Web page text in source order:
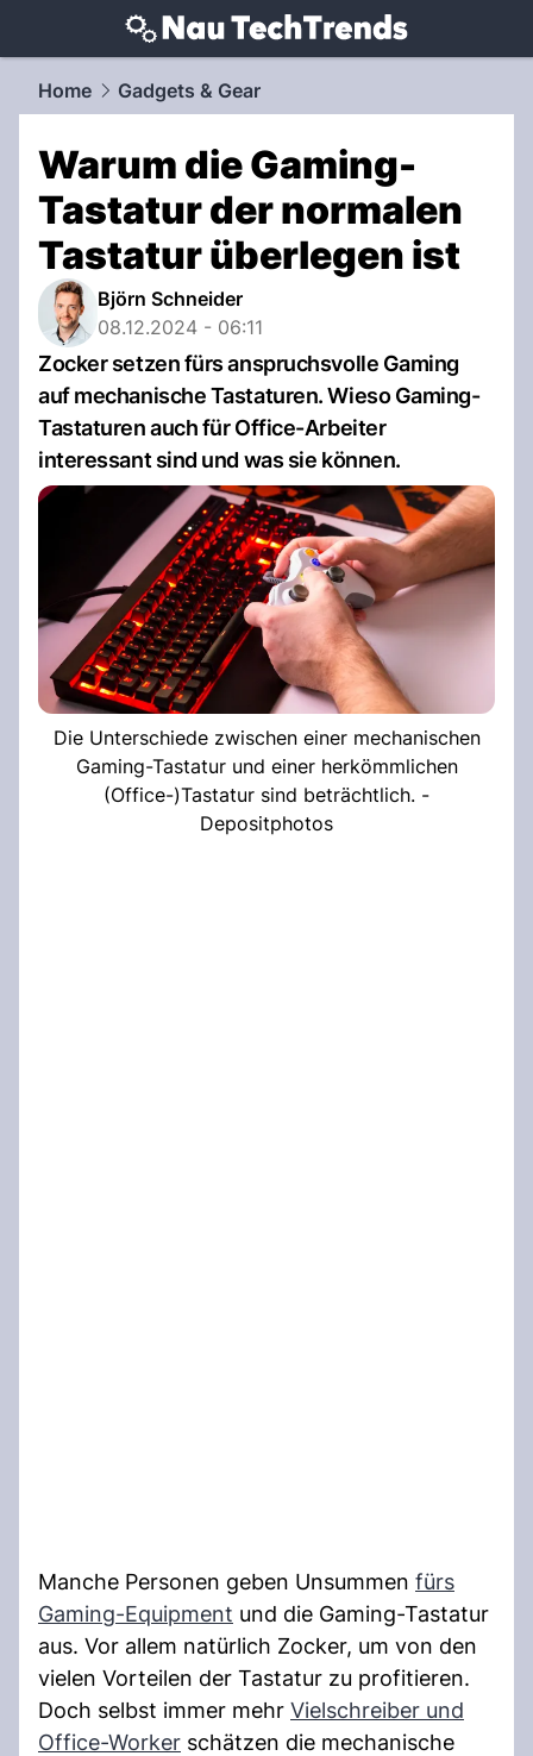
techtrends.NAU.ch
Home Gadgets & Gear
Warum die Gaming-
Tastatur der normalen
Tastatur überlegen ist
Björn Schneider
08.12.2024 - 06:11
Zocker setzen fürs anspruchsvolle Gaming
auf mechanische Tastaturen. Wieso Gaming-
Tastaturen auch für Office-Arbeiter
interessant sind und was sie können.
Die Unterschiede zwischen einer mechanischen
Gaming-Tastatur und einer herkömmlichen
(Office-)Tastatur sind beträchtlich. -
Depositphotos
Manche Personen geben Unsummen fürs
Gaming-Equipment und die Gaming-Tastatur
aus. Vor allem natürlich Zocker, um von den
vielen Vorteilen der Tastatur zu profitieren.
Doch selbst immer mehr Vielschreiber und
Office-Worker schätzen die mechanische